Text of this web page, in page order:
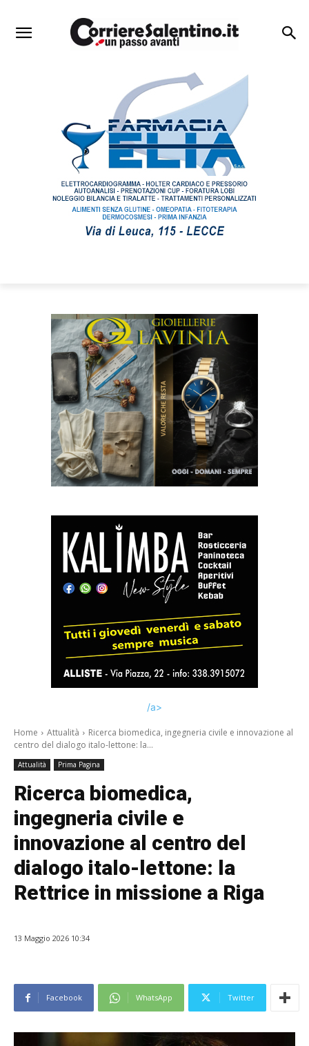
/a>
Home Attualità
Ricerca biomedica, ingegneria civile e innovazione al
centro del dialogo italo-lettone: la...
Attualità Prima Pagina
Ricerca biomedica,
ingegneria civile e
innovazione al centro del
dialogo italo-lettone: la
Rettrice in missione a Riga
13 Maggio 2026 10:34
Facebook WhatsApp Twitter